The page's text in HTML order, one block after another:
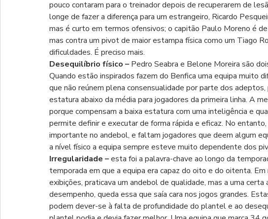
pouco contaram para o treinador depois de recuperarem de
longe de fazer a diferença para um estrangeiro, Ricardo
mas é curto em termos ofensivos; o capitão Paulo Moreno é
mas contra um pivot de maior estampa física como um Tiago
dificuldades. É preciso mais.
Desequilíbrio físico – Pedro Seabra e Belone Moreira são
Quando estão inspirados fazem do Benfica uma equipa muito
que não reúnem plena consensualidade por parte dos
estatura abaixo da média para jogadores da primeira linha. A
porque compensam a baixa estatura com uma inteligência e
permite definir e executar de forma rápida e eficaz. No
importante no andebol, e faltam jogadores que deem algum
a nível físico a equipa sempre esteve muito dependente dos
Irregularidade – esta foi a palavra-chave ao longo da
temporada em que a equipa era capaz do oito e do oitenta.
exibições, praticava um andebol de qualidade, mas a uma
desempenho, queda essa que saía cara nos jogos grandes.
podem dever-se à falta de profundidade do plantel e ao